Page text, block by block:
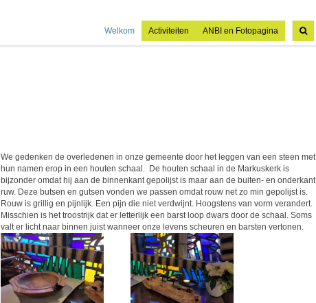
Welkom Activiteiten ANBI en Fotopagina
We gedenken de overledenen in onze gemeente door het leggen van een steen met
hun namen erop in een houten schaal. De houten schaal in de Markuskerk is
bijzonder omdat hij aan de binnenkant gepolijst is maar aan de buiten- en onderkant
ruw. Deze butsen en gutsen vonden we passen omdat rouw net zo min gepolijst is.
Rouw is grillig en pijnlijk. Een pijn die niet verdwijnt. Hoogstens van vorm verandert.
Misschien is het troostrijk dat er letterlijk een barst loop dwars door de schaal. Soms
valt er licht naar binnen juist wanneer onze levens scheuren en barsten vertonen.